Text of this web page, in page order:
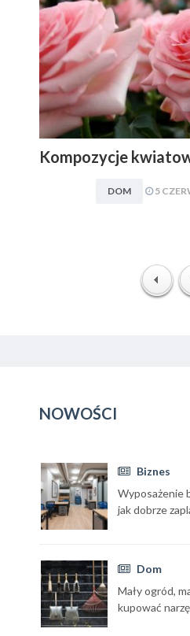
DOM 5
NOWOŚCI
Biznes
Wyposażenie
jak dobrze
Dom
Mały ogród,
kupować